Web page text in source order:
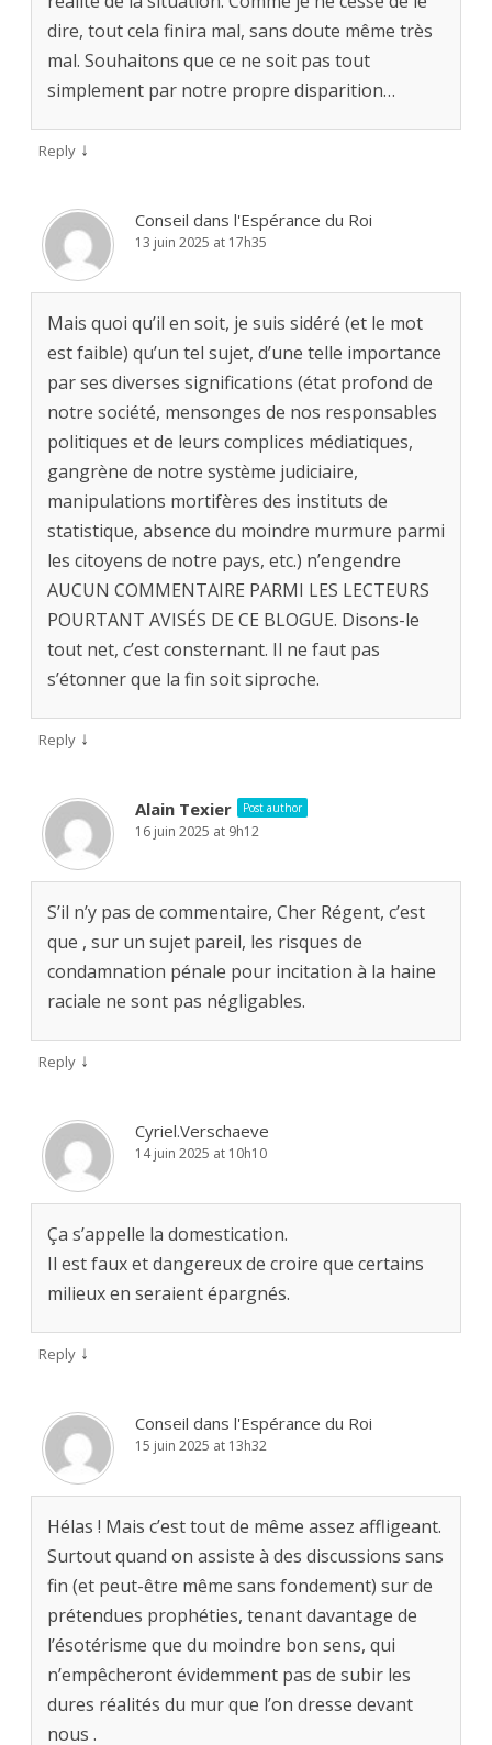
dire, tout cela finira mal, sans doute même très
mal. Souhaitons que ce ne soit pas tout
simplement par notre propre disparition…
Reply ↓
Conseil dans l'Espérance du Roi
13 juin 2025 at 17h35
Mais quoi qu’il en soit, je suis sidéré (et le mot
est faible) qu’un tel sujet, d’une telle importance
par ses diverses significations (état profond de
notre société, mensonges de nos responsables
politiques et de leurs complices médiatiques,
gangrène de notre système judiciaire,
manipulations mortifères des instituts de
statistique, absence du moindre murmure parmi
les citoyens de notre pays, etc.) n’engendre
AUCUN COMMENTAIRE PARMI LES LECTEURS
POURTANT AVISÉS DE CE BLOGUE. Disons-le
tout net, c’est consternant. Il ne faut pas
s’étonner que la fin soit siproche.
Reply ↓
Alain Texier Post author
16 juin 2025 at 9h12
S’il n’y pas de commentaire, Cher Régent, c’est
que , sur un sujet pareil, les risques de
condamnation pénale pour incitation à la haine
raciale ne sont pas négligables.
Reply ↓
Cyriel.Verschaeve
14 juin 2025 at 10h10
Ça s’appelle la domestication.
Il est faux et dangereux de croire que certains
milieux en seraient épargnés.
Reply ↓
Conseil dans l'Espérance du Roi
15 juin 2025 at 13h32
Hélas ! Mais c’est tout de même assez affligeant.
Surtout quand on assiste à des discussions sans
fin (et peut-être même sans fondement) sur de
prétendues prophéties, tenant davantage de
l’ésotérisme que du moindre bon sens, qui
n’empêcheront évidemment pas de subir les
dures réalités du mur que l’on dresse devant
nous .